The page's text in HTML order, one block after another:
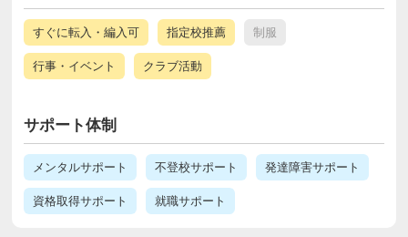
すぐに転入・編入可 指定校推薦 制服
行事・イベント クラブ活動
サポート体制
メンタルサポート 不登校サポート 発達障害サポート
資格取得サポート 就職サポート